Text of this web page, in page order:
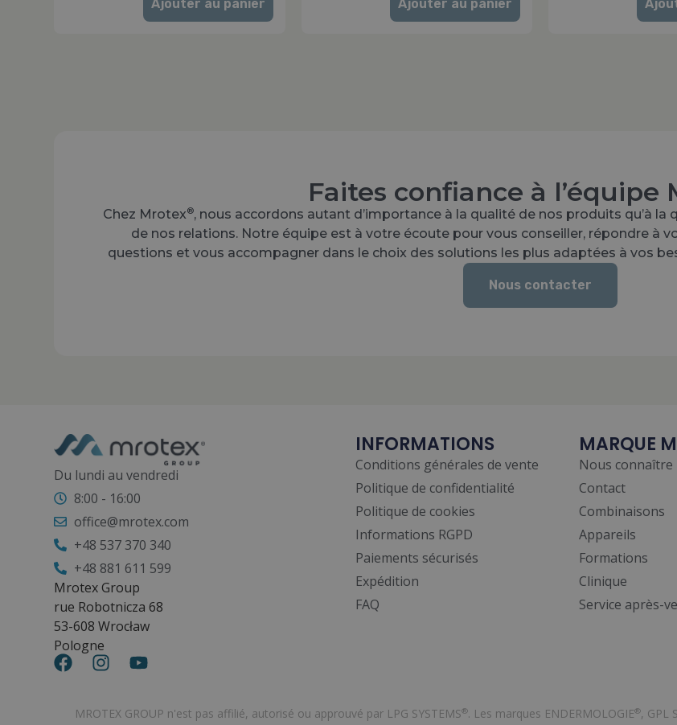
Ajouter au panier Ajouter au panier
Faites confiance à l’équipe
Chez Mrotex®, nous accordons autant d’importance à la qualité de nos produits qu’à la
de nos relations. Notre équipe est à votre écoute pour vous conseiller, répondre à
questions et vous accompagner dans le choix des solutions les plus adaptées à vos
Nous contacter
Du lundi au vendredi
8:00 - 16:00
office@mrotex.com
+48 537 370 340
+48 881 611 599
Mrotex Group
rue Robotnicza 68
53-608 Wrocław
Pologne
INFORMATIONS
Conditions générales de vente
Politique de confidentialité
Politique de cookies
Informations RGPD
Paiements sécurisés
Expédition
FAQ
MARQUE
Nous connaître
Contact
Combinaisons
Appareils
Formations
Clinique
Service après-
MROTEX GROUP n'est pas affilié, autorisé ou approuvé par LPG SYSTEMS®. Les marques ENDERMOLOGIE®, GPL